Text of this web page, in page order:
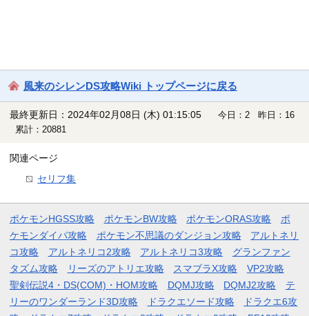
風来のシレンDS攻略Wiki トップページに戻る
最終更新日：2024年02月08日 (木) 01:15:05
今日：2 昨日：16
累計：20881
関連ページ
セリフ集
ポケモンHGSS攻略 ポケモンBW攻略 ポケモンORAS攻略
ポ
ケモンダイパ攻略
ポケモン不思議のダンジョン攻略
アルトネリ
コ攻略
アルトネリコ2攻略 アルトネリコ3攻略
グランファン
タズム攻略
リーズのアトリエ攻略 スマブラX攻略
VP2攻略
聖剣伝説4・DS(COM)・HOM攻略
DQMJ攻略 DQMJ2攻略
テ
リーのワンダーランド3D攻略
ドラクエソード攻略
ドラクエ6攻